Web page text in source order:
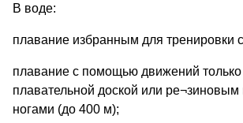
В воде:
плавание избранным для тренировки
плавание с помощью движений только
плавательной доской или
ногами (до 400 м);